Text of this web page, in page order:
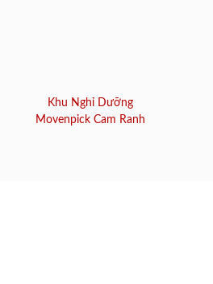
Khu Nghỉ Dưỡng
Movenpick Cam Ranh